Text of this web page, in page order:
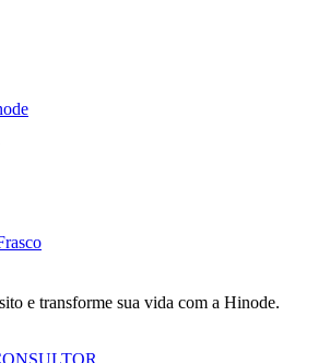
e transforme sua vida com a Hinode.